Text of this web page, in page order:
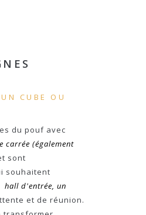
CUBE OU
du pouf avec
carrée (également
sont
souhaitent
hall d'entrée, un
et de réunion.